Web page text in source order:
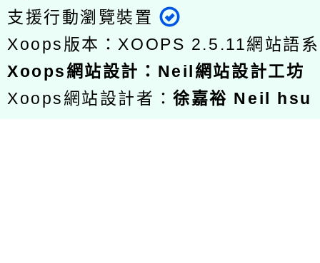
支援行動瀏覽裝置
Xoops版本：XOOPS 2.5.11網站語
Xoops網站設計 ： Neil網站設計工坊
Xoops網站設計者：徐嘉裕 Neil hsu